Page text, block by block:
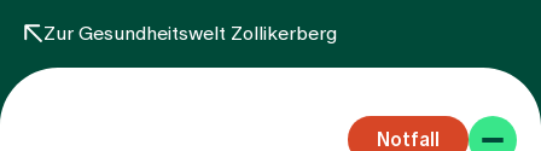
Zur Gesundheitswelt Zollikerberg
Notfall